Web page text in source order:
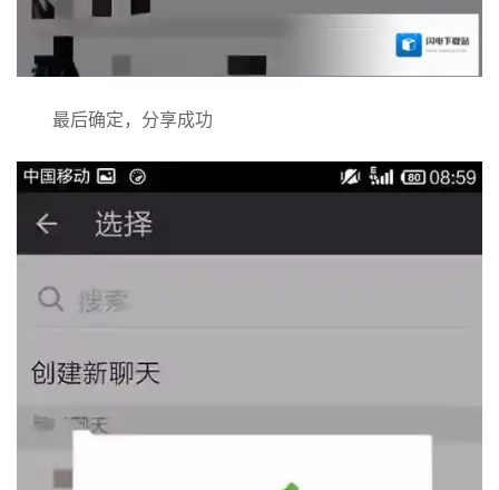
最后确定，分享成功